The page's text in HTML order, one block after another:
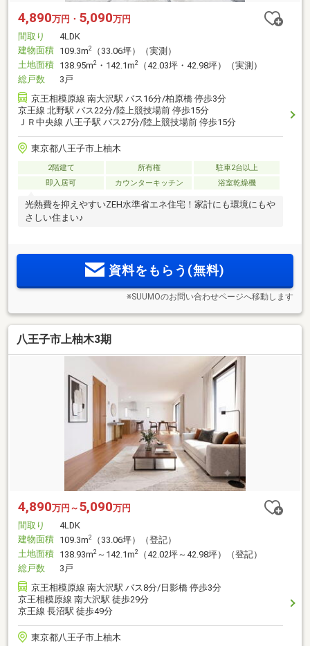
4,890万円・ 5,090万円
間取り
4LDK
建物面積 109.3m2
（33.06坪）（実測）
土地面積 138.95m2 ・142.1m2
（42.03坪・42.98坪）（実測）
総戸数
3戸
京王相模原線 南大沢駅 バス16分/柏原橋 停歩3分
京王線 北野駅 バス22分/陸上競技場前 停歩15分
ＪＲ中央線 八王子駅 バス27分/陸上競技場前 停歩15分
東京都八王子市上柚木
2階建て 所有権
駐車2台以上
即入居可
カウンターキッチン 浴室乾燥機
光熱費を抑えやすいZEH水準省エネ住宅！家計にも環境にもや
さしい住まい♪
資料をもらう(無料)
※SUUMOのお問い合わせページへ移動します
八王子市上柚木3期
4,890万円～ 5,090万円
間取り
4LDK
建物面積 109.3m2
（33.06坪）（登記）
土地面積 138.93m2 ～142.1m2
（42.02坪～42.98坪）（登記）
総戸数
3戸
京王相模原線 南大沢駅 バス8分/日影橋 停歩3分
京王相模原線 南大沢駅 徒歩29分
京王線 長沼駅 徒歩49分
東京都八王子市上柚木